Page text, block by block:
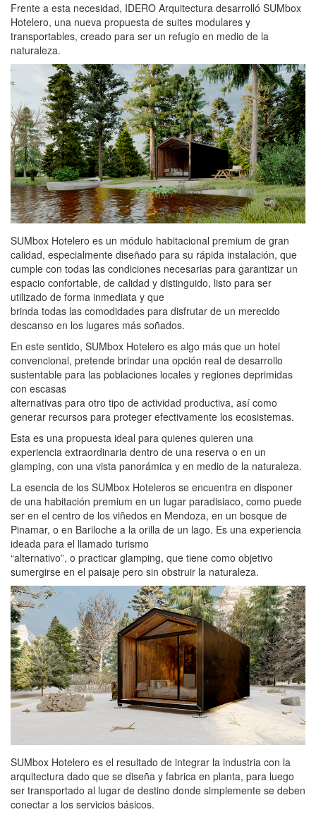
Frente a esta necesidad, IDERO Arquitectura desarrolló SUMbox
Hotelero, una nueva propuesta de suites modulares y
transportables, creado para ser un refugio en medio de la
naturaleza.
SUMbox Hotelero es un módulo habitacional premium de gran
calidad, especialmente diseñado para su rápida instalación, que
cumple con todas las condiciones necesarias para garantizar un
espacio confortable, de calidad y distinguido, listo para ser
utilizado de forma inmediata y que
brinda todas las comodidades para disfrutar de un merecido
descanso en los lugares más soñados.
En este sentido, SUMbox Hotelero es algo más que un hotel
convencional, pretende brindar una opción real de desarrollo
sustentable para las poblaciones locales y regiones deprimidas
con escasas
alternativas para otro tipo de actividad productiva, así como
generar recursos para proteger efectivamente los ecosistemas.
Esta es una propuesta ideal para quienes quieren una
experiencia extraordinaria dentro de una reserva o en un
glamping, con una vista panorámica y en medio de la naturaleza.
La esencia de los SUMbox Hoteleros se encuentra en disponer
de una habitación premium en un lugar paradisiaco, como puede
ser en el centro de los viñedos en Mendoza, en un bosque de
Pinamar, o en Bariloche a la orilla de un lago. Es una experiencia
ideada para el llamado turismo
“alternativo”, o practicar glamping, que tiene como objetivo
sumergirse en el paisaje pero sin obstruir la naturaleza.
SUMbox Hotelero es el resultado de integrar la industria con la
arquitectura dado que se diseña y fabrica en planta, para luego
ser transportado al lugar de destino donde simplemente se deben
conectar a los servicios básicos.